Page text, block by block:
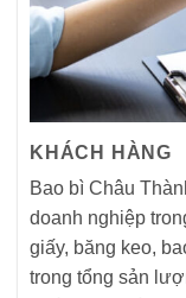
KHÁCH HÀNG
Bao bì Châu
doanh nghiệp
giấy, băng keo,
trong tổng sản